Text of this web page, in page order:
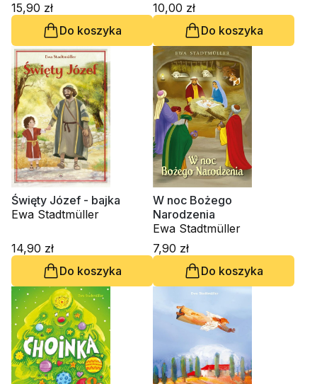
15,90 zł
Do koszyka
10,00 zł
Do koszyka
Święty Józef - bajka
Ewa Stadtmüller
14,90 zł
Do koszyka
W noc Bożego
Narodzenia
Ewa Stadtmüller
7,90 zł
Do koszyka